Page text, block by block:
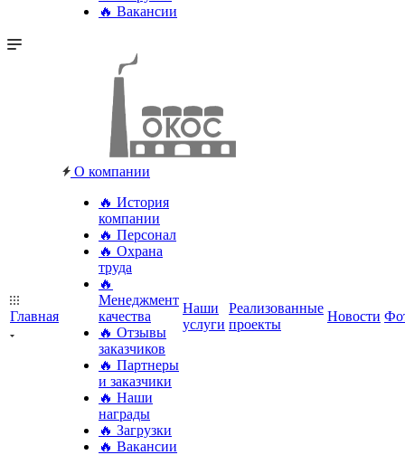
🔥 Вакансии
Главная
О компании
🔥 История
компании
🔥 Персонал
🔥 Охрана
труда
🔥
Менеджмент
качества
🔥 Отзывы
заказчиков
🔥 Партнеры
и заказчики
🔥 Наши
награды
🔥 Загрузки
🔥 Вакансии
Наши
услуги
Реализованные
проекты
Новости